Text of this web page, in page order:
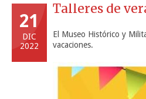
21
DIC
2022
Talleres de
El Museo Histórico y
vacaciones.